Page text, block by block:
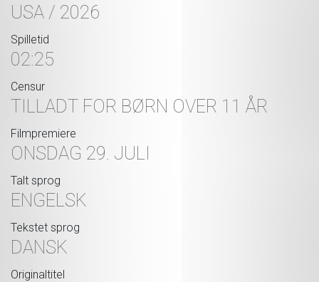
USA / 2026
Spilletid
02:25
Censur
TILLADT FOR BØRN OVER 11 ÅR
Filmpremiere
ONSDAG 29. JULI
Talt sprog
ENGELSK
Tekstet sprog
DANSK
Originaltitel